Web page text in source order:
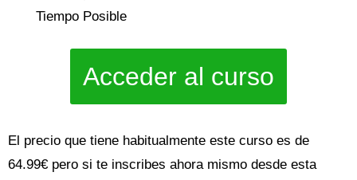
Tiempo Posible
Acceder al curso
El precio que tiene habitualmente este curso es de
64.99€ pero si te inscribes ahora mismo desde esta